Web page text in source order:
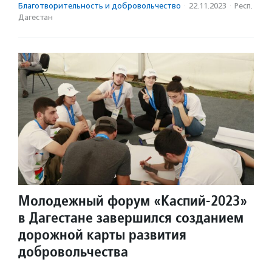
Благотвори­тель­ность и доброволь­чест­во · 22.11.2023 · Респ.
Дагестан
Молодежный форум «Каспий-2023»
в Дагестане завершился созданием
дорожной карты развития
добровольчества